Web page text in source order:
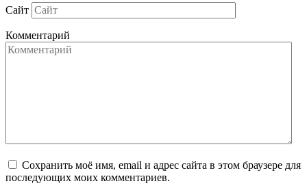
Сайт
Комментарий
Сохранить моё имя, email и адрес сайта в этом браузере для
последующих моих комментариев.